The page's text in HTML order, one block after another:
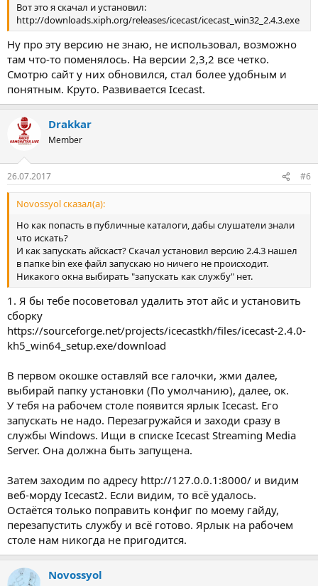
Вот это я скачал и установил:
http://downloads.xiph.org/releases/icecast/icecast_win32_2.4.3.exe
Ну про эту версию не знаю, не использовал, возможно
там что-то поменялось. На версии 2,3,2 все четко.
Смотрю сайт у них обновился, стал более удобным и
понятным. Круто. Развивается Icecast.
Drakkar
Member
26.07.2017 #6
Novossyol сказал(а):
Но как попасть в публичные каталоги, дабы слушатели знали
что искать?
И как запускать айскаст? Скачал установил версию 2.4.3 нашел
в папке bin exe файл запускаю но ничего не происходит.
Никакого окна выбирать "запускать как службу" нет.
1. Я бы тебе посоветовал удалить этот айс и установить
сборку
https://sourceforge.net/projects/icecastkh/files/icecast-2.4.0-
kh5_win64_setup.exe/download
В первом окошке оставляй все галочки, жми далее,
выбирай папку установки (По умолчанию), далее, ок.
У тебя на рабочем столе появится ярлык Icecast. Его
запускать не надо. Перезагружайся и заходи сразу в
службы Windows. Ищи в списке Icecast Streaming Media
Server. Она должна быть запущена.
Затем заходим по адресу http://127.0.0.1:8000/ и видим
веб-морду Icecast2. Если видим, то всё удалось.
Остаётся только поправить конфиг по моему гайду,
перезапустить службу и всё готово. Ярлык на рабочем
столе нам никогда не пригодится.
Novossyol